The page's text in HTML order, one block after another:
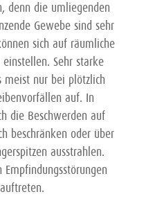
denn die umliegenden
Gewebe sind sehr
sich auf räumliche
Sehr starke
meist nur bei plötzlich
auf. In
die Beschwerden auf
beschränken oder über
ausstrahlen.
Empfindungsstörungen
Kontakt
Infos
Downloads
FAQ